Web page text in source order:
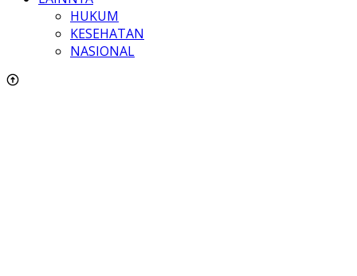
HUKUM
KESEHATAN
NASIONAL